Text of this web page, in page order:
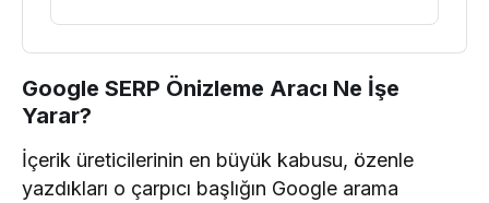
Google SERP Önizleme Aracı Ne İşe
Yarar?
İçerik üreticilerinin en büyük kabusu, özenle
yazdıkları o çarpıcı başlığın Google arama